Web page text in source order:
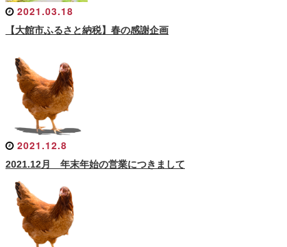
2021.03.18
【大館市ふるさと納税】春の感謝企画
2021.12.8
2021.12月 年末年始の営業につきまして